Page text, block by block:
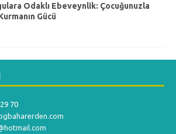
Odaklı Ebeveynlik: Çocuğunuzla
Gücü
70